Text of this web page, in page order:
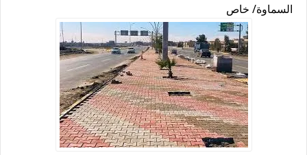
السماوة/ خاص